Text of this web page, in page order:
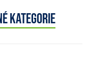
kategorie